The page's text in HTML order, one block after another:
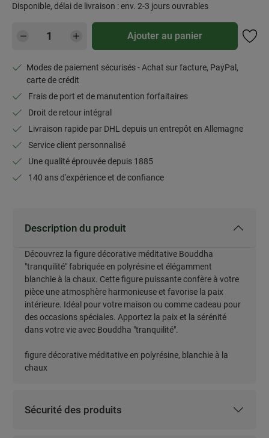
Disponible, délai de livraison : env. 2-3 jours ouvrables
Quantité de produit : Entrez la quantité
Ajouter au panier
Modes de paiement sécurisés - Achat sur facture, PayPal,
carte de crédit
Frais de port et de manutention forfaitaires
Droit de retour intégral
Livraison rapide par DHL depuis un entrepôt en Allemagne
Service client personnalisé
Une qualité éprouvée depuis 1885
140 ans d'expérience et de confiance
Description du produit
Description du produit
Découvrez la figure décorative méditative Bouddha
"tranquilité" fabriquée en polyrésine et élégamment
blanchie à la chaux. Cette figure puissante confère à votre
pièce une atmosphère harmonieuse et favorise la paix
intérieure. Idéal pour votre maison ou comme cadeau pour
des occasions spéciales. Apportez la paix et la sérénité
dans votre vie avec Bouddha "tranquilité".
figure décorative méditative en polyrésine, blanchie à la
chaux
Sécurité des produits